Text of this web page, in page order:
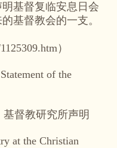
基督复临安息日会
基督教会的一支。
）
of the
督教研究所声明
at the Christian